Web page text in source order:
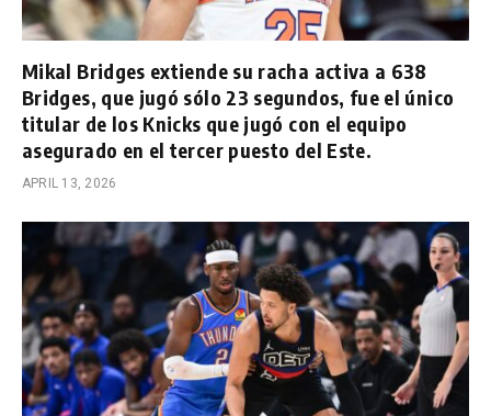
Mikal Bridges extiende su racha activa a 638
Bridges, que jugó sólo 23 segundos, fue el único
titular de los Knicks que jugó con el equipo
asegurado en el tercer puesto del Este.
APRIL 13, 2026